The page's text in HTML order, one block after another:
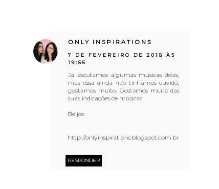
ONLY INSPIRATIONS
7 DE FEVEREIRO DE 2018 ÀS
19:55
Já escutamos algumas músicas deles,
mas essa ainda não tínhamos ouvido,
gostamos muito. Gostamos muito das
suas indicações de músicas.
Beijos
http://onlyinspirations.blogspot.com.br
RESPONDER